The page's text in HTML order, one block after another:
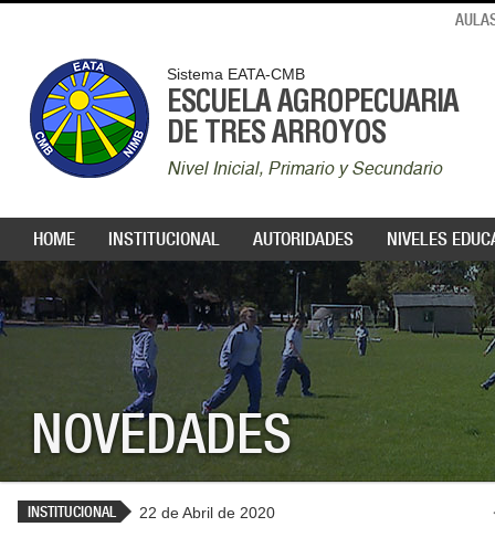
Sistema EATA-CMB
ESCUELA AGROPECUARIA
DE TRES ARROYOS
Nivel Inicial, Primario y Secundario
HOME INSTITUCIONAL AUTORIDADES NIVELES
NOVEDADES
INSTITUCIONAL 22 de Abril de 2020